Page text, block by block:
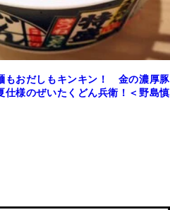
もおだしもキンキン！ 金の濃厚豚
仕様のぜいたくどん兵衛！＜野島慎